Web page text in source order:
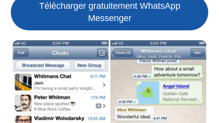
Télécharger gratuitement WhatsApp
Messenger